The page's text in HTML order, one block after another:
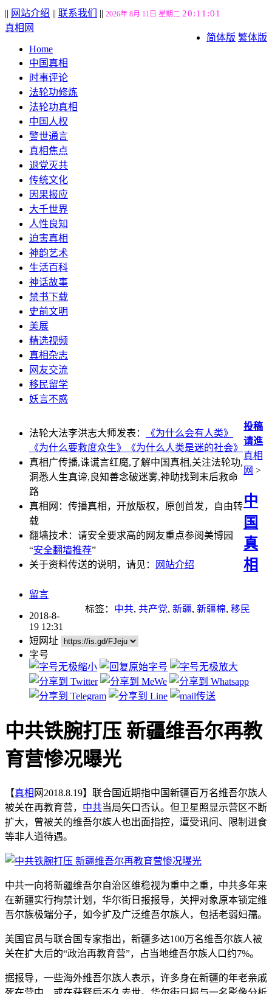
|| 网站介绍 || 联系我们 || 2026年 8月 11日 星期二 20:11:02
简体版 繁体版
真相网
Home
中国真相
时事评论
法轮功修炼
法轮功真相
中国人权
警世通言
真相焦点
退党灭共
传统文化
因果报应
大千世界
人性良知
迫害真相
神韵艺术
生活百科
神话故事
禁书下载
史前文明
美展
精选视频
真相杂志
网友交流
移民留学
妖言不惑
法轮大法李洪志大师发表：
《为什么会有人类》
《为什么要救度众生》
《为什么人类是迷的社会》
真相广传播,诛谎言红魔,了解中国真相,关注法轮功,
洞悉人生真谛,良知善念破迷雾,神助找到末后救命
路
真相网：传播真相，开放版权，原创首发，自由转
载
翻墙技术：请安全要求高的网友重点参阅美博园
“安全翻墙推荐”
关于资料传送的说明，请见：
网站介绍
投稿
请進
真相
网 >
中
国
真
相
留言
标签： 中共, 共产党, 新疆, 新疆棉, 移民
2018-8-
19 12:31
短网址
字号
中共铁腕打压 新疆维吾尔再教
育营惨况曝光
【真相 网2018.8.19】联合国近期指中国新疆百万名维吾尔族人
被关在再教育营， 中共当局矢口否认。但卫星照显示营区不断
扩大，曾被关的维吾尔族人也出面指控，遭受讯问、限制进食
等非人道待遇。
中共一向将新疆维吾尔自治区维稳视为重中之重，中共多年来
在新疆实行拘禁计划，华尔街日报报导，关押对象原本锁定维
吾尔族极端分子，如今扩及广泛维吾尔族人，包括老弱妇孺。
美国官员与联合国专家指出，新疆多达100万名维吾尔族人被
关在扩大后的“政治再教育营”，占当地维吾尔族人口约7%。
据报导，一些海外维吾尔族人表示，许多身在新疆的年老亲戚